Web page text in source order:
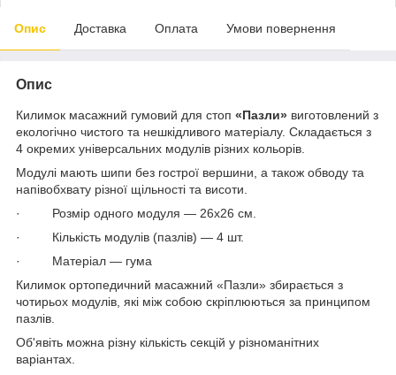
Опис Доставка Оплата Умови повернення
Опис
Килимок масажний гумовий для стоп «Пазли» виготовлений з
екологічно чистого та нешкідливого матеріалу. Складається з
4 окремих універсальних модулів різних кольорів.
Модулі мають шипи без гострої вершини, а також обводу та
напівобхвату різної щільності та висоти.
· Розмір одного модуля — 26х26 см.
· Кількість модулів (пазлів) — 4 шт.
· Матеріал — гума
Килимок ортопедичний масажний «Пазли» збирається з
чотирьох модулів, які між собою скріплюються за принципом
пазлів.
Об'явіть можна різну кількість секцій у різноманітних
варіантах.